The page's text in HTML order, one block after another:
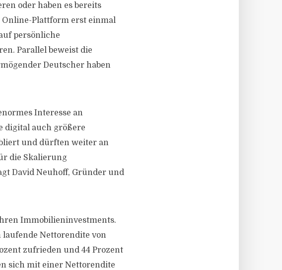
oder haben es bereits
Online-Plattform erst einmal
persönliche
Parallel beweist die
Deutscher haben
Interesse an
digital auch größere
und dürften weiter an
die Skalierung
David Neuhoff, Gründer und
Immobilieninvestments.
Nettorendite von
zufrieden und 44 Prozent
sich mit einer Nettorendite